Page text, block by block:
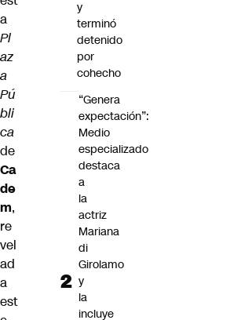
a
Pl
az
a
Pú
bli
ca
de
Ca
de
m,
re
vel
ad
a
est
y
terminó
detenido
por
cohecho
“Genera
expectación”:
Medio
especializado
destaca
a
la
actriz
Mariana
di
Girolamo
y
la
incluye